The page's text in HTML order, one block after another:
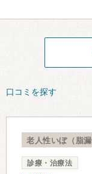
口コミを探す
老人性いぼ（脂
診療・治療法